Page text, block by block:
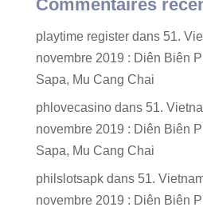
Commentaires
playtime registerdans 51.
novembre 2019 : Diên Biên
Sapa, Mu Cang Chai
phlovecasinodans 51.
novembre 2019 : Diên Biên
Sapa, Mu Cang Chai
philslotsapkdans 51.
novembre 2019 : Diên Biên